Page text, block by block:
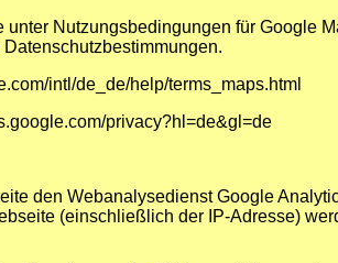
Nutzungsbedingungen für Google
intl/de_de/help/terms_maps.html
privacy?hl=de&gl=de
den Webanalysedienst Google
(einschließlich der IP-Adresse)